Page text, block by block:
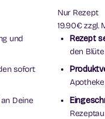
und
sofort
Deine
Nur Rezept
19.90€ zzgl.
Rezept
den